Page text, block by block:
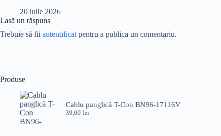
20 iulie 2026
Lasă un răspuns
Trebuie să fii autentificat pentru a publica un comentariu.
Produse
Cablu panglică T-Con BN96-17116V
39,00 lei